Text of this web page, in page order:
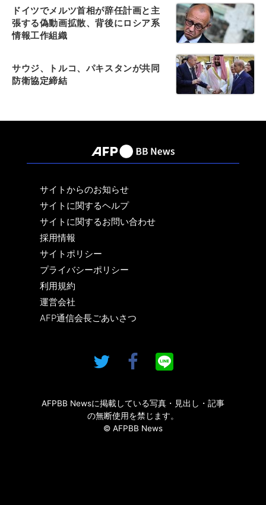
ドイツでメルツ首相が辞任計画と主
張する偽動画拡散、背後にロシア系
情報工作組織
サウジ、トルコ、パキスタンが共同
防衛協定締結
サイトからのお知らせ
サイトに関するヘルプ
サイトに関するお問い合わせ
採用情報
サイトポリシー
プライバシーポリシー
利用規約
運営会社
AFP通信会長ごあいさつ
AFPBB Newsに掲載している写真・見出し・記事
の無断使用を禁じます。
© AFPBB News